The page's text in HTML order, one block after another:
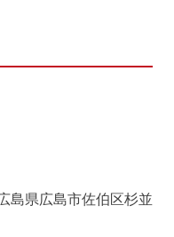
島県広島市佐伯区杉並